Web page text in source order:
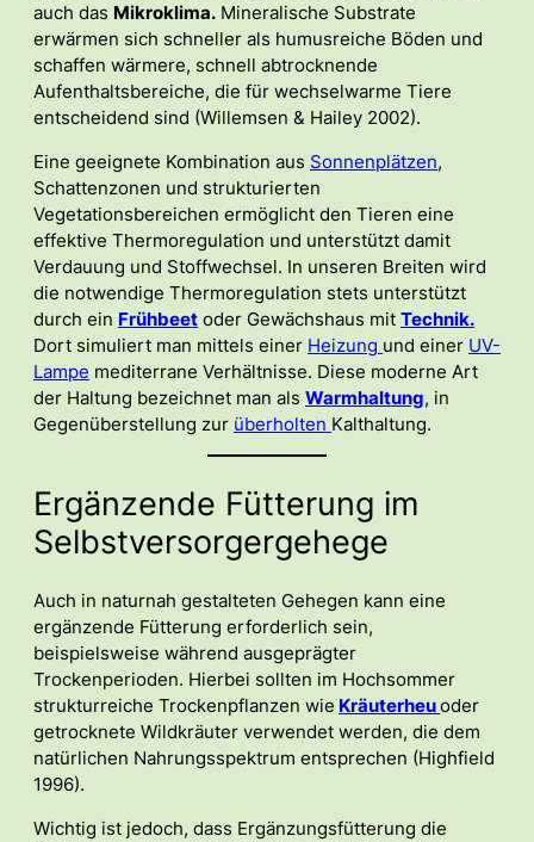
auch das Mikroklima. Mineralische Substrate
erwärmen sich schneller als humusreiche Böden und
schaffen wärmere, schnell abtrocknende
Aufenthaltsbereiche, die für wechselwarme Tiere
entscheidend sind (Willemsen & Hailey 2002).
Eine geeignete Kombination aus Sonnenplätzen,
Schattenzonen und strukturierten
Vegetationsbereichen ermöglicht den Tieren eine
effektive Thermoregulation und unterstützt damit
Verdauung und Stoffwechsel. In unseren Breiten wird
die notwendige Thermoregulation stets unterstützt
durch ein Frühbeet oder Gewächshaus mit Technik.
Dort simuliert man mittels einer Heizung und einer UV-
Lampe mediterrane Verhältnisse. Diese moderne Art
der Haltung bezeichnet man als Warmhaltung, in
Gegenüberstellung zur überholten Kalthaltung.
Ergänzende Fütterung im
Selbstversorgergehege
Auch in naturnah gestalteten Gehegen kann eine
ergänzende Fütterung erforderlich sein,
beispielsweise während ausgeprägter
Trockenperioden. Hierbei sollten im Hochsommer
strukturreiche Trockenpflanzen wie Kräuterheuoder
getrocknete Wildkräuter verwendet werden, die dem
natürlichen Nahrungsspektrum entsprechen (Highfield
1996).
Wichtig ist jedoch, dass Ergänzungsfütterung die